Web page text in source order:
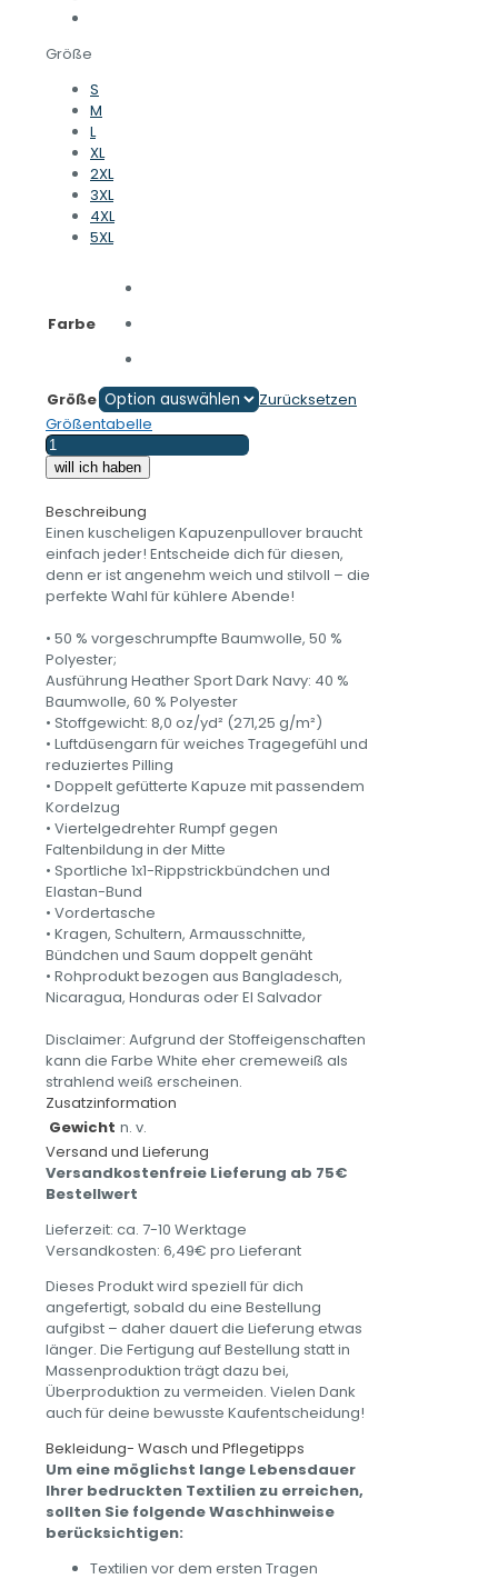
Größe
S
M
L
XL
2XL
3XL
4XL
5XL
Farbe
Größe
Zurücksetzen
Größentabelle
Ich
bin
ein
richtiger
Biker
–
Opa,
eigentlich
wie
ein
Normaler
–
Opa,
nur
viel
cooler
–
Unisex-
Kapuzenpullover
Menge
will ich haben
Beschreibung
Einen kuscheligen Kapuzenpullover braucht
einfach jeder! Entscheide dich für diesen,
denn er ist angenehm weich und stilvoll – die
perfekte Wahl für kühlere Abende!
• 50 % vorgeschrumpfte Baumwolle, 50 %
Polyester;
Ausführung Heather Sport Dark Navy: 40 %
Baumwolle, 60 % Polyester
• Stoffgewicht: 8,0 oz/yd² (271,25 g/m²)
• Luftdüsengarn für weiches Tragegefühl und
reduziertes Pilling
• Doppelt gefütterte Kapuze mit passendem
Kordelzug
• Viertelgedrehter Rumpf gegen
Faltenbildung in der Mitte
• Sportliche 1x1-Rippstrickbündchen und
Elastan-Bund
• Vordertasche
• Kragen, Schultern, Armausschnitte,
Bündchen und Saum doppelt genäht
• Rohprodukt bezogen aus Bangladesch,
Nicaragua, Honduras oder El Salvador
Disclaimer: Aufgrund der Stoffeigenschaften
kann die Farbe White eher cremeweiß als
strahlend weiß erscheinen.
Zusatzinformation
Gewicht n. v.
Versand und Lieferung
Versandkostenfreie Lieferung ab 75€
Bestellwert
Lieferzeit: ca. 7-10 Werktage
Versandkosten: 6,49€ pro Lieferant
Dieses Produkt wird speziell für dich
angefertigt, sobald du eine Bestellung
aufgibst – daher dauert die Lieferung etwas
länger. Die Fertigung auf Bestellung statt in
Massenproduktion trägt dazu bei,
Überproduktion zu vermeiden. Vielen Dank
auch für deine bewusste Kaufentscheidung!
Bekleidung- Wasch und Pflegetipps
Um eine möglichst lange Lebensdauer
Ihrer bedruckten Textilien zu erreichen,
sollten Sie folgende Waschhinweise
berücksichtigen:
Textilien vor dem ersten Tragen